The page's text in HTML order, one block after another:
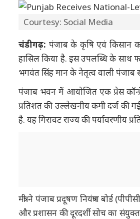
Courtesy: Social Media
चंडीगढ़: पंजाब के कृषि एवं किसान
हासिल किया है. इस उपलब्धि के साथ
भगवंत सिंह मान के नेतृत्व वाली पंजाब
पंजाब भवन में आयोजित एक प्रेस
प्रतिशत की उल्लेखनीय कमी दर्ज की
है. यह गिरावट राज्य की पर्यावरणीय
मंत्री ने पंजाब प्रदूषण नियंत्रण बोर्ड
और प्रशासन की दूरदर्शी सोच का